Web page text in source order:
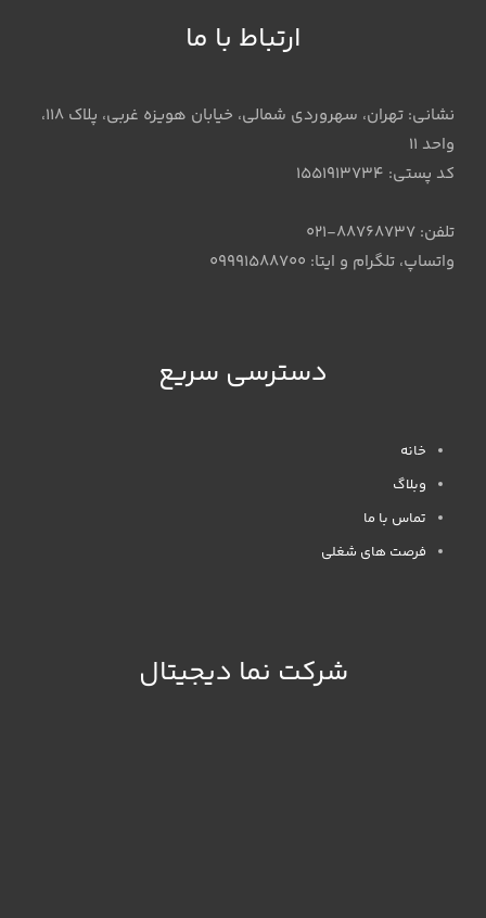
ارتباط با ما
نشانی: تهران، سهروردی شمالی، خیابان هویزه غربی، پلاک 118،
واحد 11
کد پستی: 1551913734
تلفن: 88768737-021
واتساپ، تلگرام و ایتا: 09991588700
دسترسی سریع
خانه
وبلاگ
تماس با ما
فرصت های شغلی
شرکت نما دیجیتال